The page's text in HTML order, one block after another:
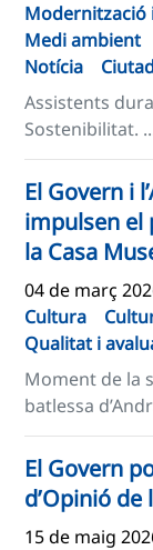
Modernització
Medi ambient
Notícia
Assistents
Sostenibilitat.
El Govern i
impulsen el
la Casa
04 de març
Cultura
Qualitat i
Moment de la
batlessa
El Govern
d’Opinió de
15 de maig